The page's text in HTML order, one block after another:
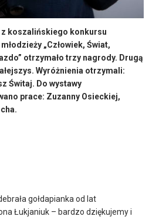
z koszalińskiego konkursu
„Człowiek, Świat,
otrzymało trzy nagrody. Drugą
Wyróżnienia otrzymali:
Świtaj. Do wystawy
prace: Zuzanny Osieckiej,
gołdapianka od lat
Łukjaniuk – bardzo dziękujemy i